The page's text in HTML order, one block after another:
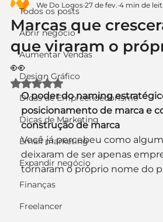
Todos os posts
Abrir negócio
Aumentar Vendas
Design Gráfico
Dicas de Empreendedorismo
Dicas de Marketing
Email marketing
Expandir negócio
Finanças
Freelancer
Marcas que
que viraram o
👀
We Do Logos 27 de fev. 4 min de
Avaliado com NaN de 5 estrelas.
O poder do naming
posicionamento de marca e
construção de marca
Você já percebeu como
deixaram de ser apenas
tornaram o próprio nome do